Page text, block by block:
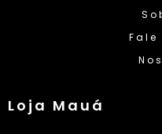
Fale
Loja Mauá